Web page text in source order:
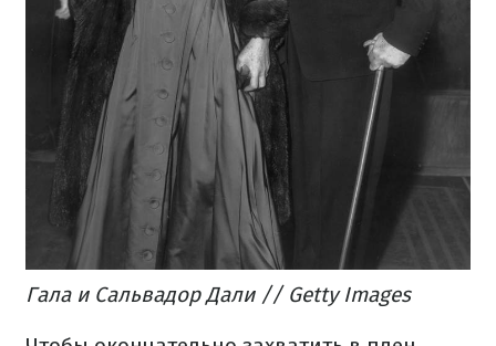
Гала и Сальвадор Дали // Getty Images